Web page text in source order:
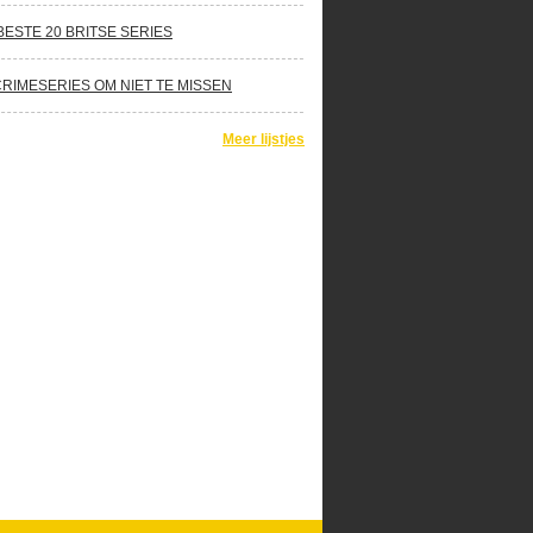
20 BRITSE SERIES
OM NIET TE MISSEN
Meer lijstjes